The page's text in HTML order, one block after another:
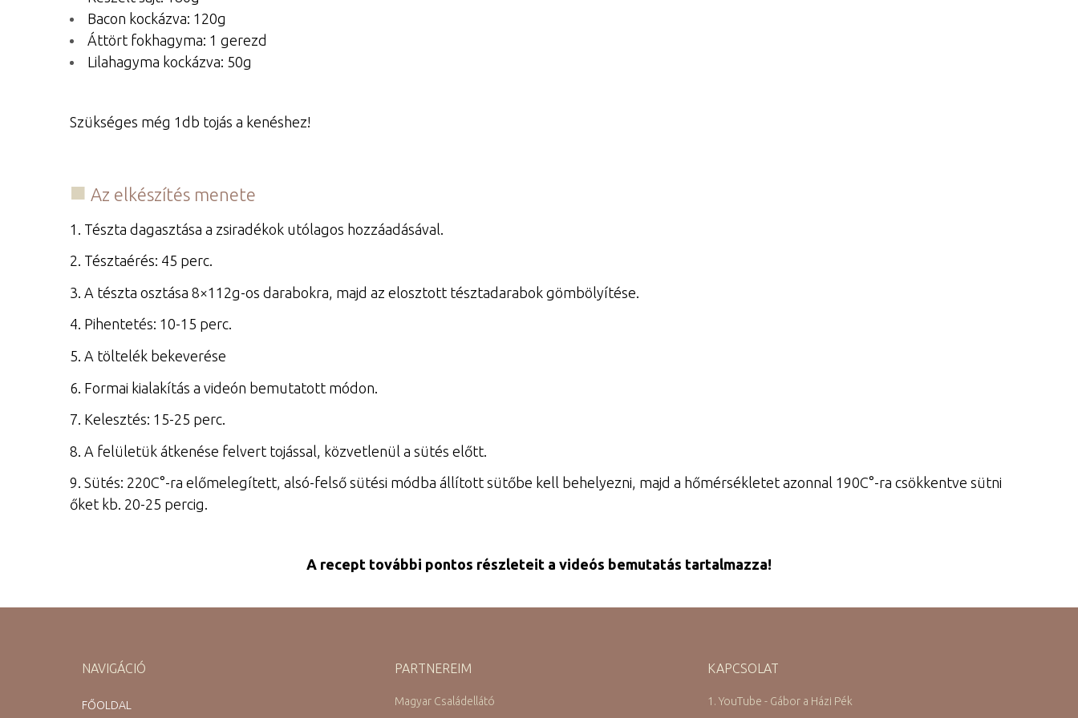
Bacon kockázva: 120g
Áttört fokhagyma: 1 gerezd
Lilahagyma kockázva: 50g
Szükséges még 1db tojás a kenéshez!
Az elkészítés menete
1. Tészta dagasztása a zsiradékok utólagos hozzáadásával.
2. Tésztaérés: 45 perc.
3. A tészta osztása 8×112g-os darabokra, majd az elosztott tésztadarabok gömbölyítése.
4. Pihentetés: 10-15 perc.
5. A töltelék bekeverése
6. Formai kialakítás a videón bemutatott módon.
7. Kelesztés: 15-25 perc.
8. A felületük átkenése felvert tojással, közvetlenül a sütés előtt.
9. Sütés: 220C°-ra előmelegített, alsó-felső sütési módba állított sütőbe kell behelyezni, majd a hőmérsékletet azonnal 190C°-ra csökkentve sütni
őket kb. 20-25 percig.
A recept további pontos részleteit a videós bemutatás tartalmazza!
NAVIGÁCIÓ
FŐOLDAL
PARTNEREIM
Magyar Családellátó
KAPCSOLAT
1. YouTube - Gábor a Házi Pék